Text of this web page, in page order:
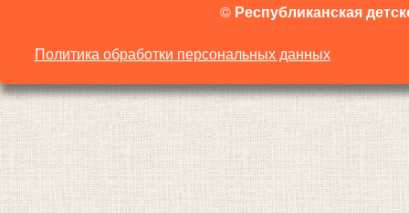
© Республиканская
Политика обработки персональных данных